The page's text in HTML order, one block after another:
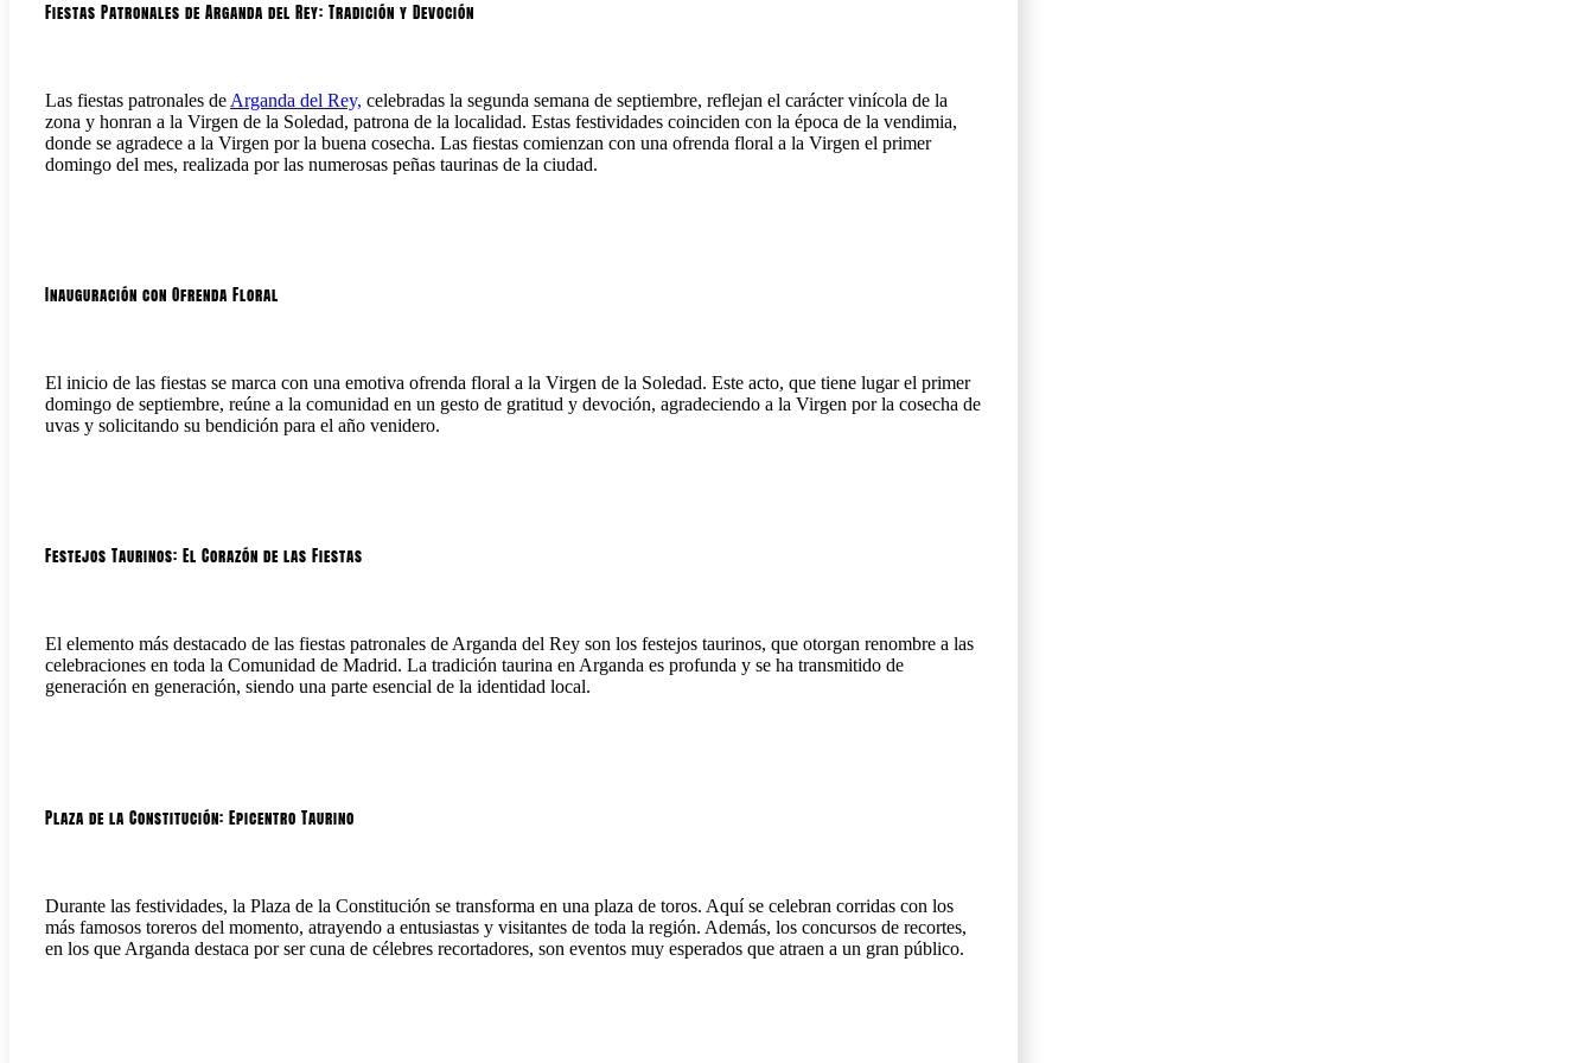
Fiestas Patronales de Arganda del Rey: Tradición y Devoción
Las fiestas patronales de Arganda del Rey, celebradas la segunda semana de septiembre, reflejan el carácter vinícola de la
zona y honran a la Virgen de la Soledad, patrona de la localidad. Estas festividades coinciden con la época de la vendimia,
donde se agradece a la Virgen por la buena cosecha. Las fiestas comienzan con una ofrenda floral a la Virgen el primer
domingo del mes, realizada por las numerosas peñas taurinas de la ciudad.
Inauguración con Ofrenda Floral
El inicio de las fiestas se marca con una emotiva ofrenda floral a la Virgen de la Soledad. Este acto, que tiene lugar el primer
domingo de septiembre, reúne a la comunidad en un gesto de gratitud y devoción, agradeciendo a la Virgen por la cosecha de
uvas y solicitando su bendición para el año venidero.
Festejos Taurinos: El Corazón de las Fiestas
El elemento más destacado de las fiestas patronales de Arganda del Rey son los festejos taurinos, que otorgan renombre a las
celebraciones en toda la Comunidad de Madrid. La tradición taurina en Arganda es profunda y se ha transmitido de
generación en generación, siendo una parte esencial de la identidad local.
Plaza de la Constitución: Epicentro Taurino
Durante las festividades, la Plaza de la Constitución se transforma en una plaza de toros. Aquí se celebran corridas con los
más famosos toreros del momento, atrayendo a entusiastas y visitantes de toda la región. Además, los concursos de recortes,
en los que Arganda destaca por ser cuna de célebres recortadores, son eventos muy esperados que atraen a un gran público.